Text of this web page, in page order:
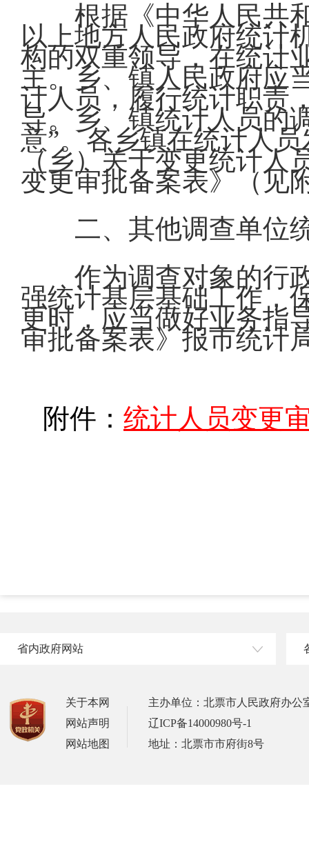
根据《中华人民共
以上地方人民政府统计
构的双重领导，在统计
主。乡、镇人民政府应
计人员，履行统计职责
导。乡、镇统计人员的
意”。各乡镇在统计人
（乡）关于变更统计人
变更审批备案表》（见
二、其他调查单位
作为调查对象的行
强统计基层基础工作，
更时，应当做好业务指
审批备案表》报市统计
附件： 统计人员变更
省内政府网站
关于本网
网站声明
网站地图
主办单位：北票市人民政府办公
辽ICP备14000980号-1
地址：北票市市府街8号